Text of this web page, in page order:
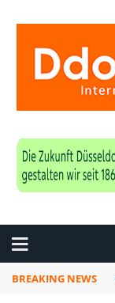
BREAKING NEWS